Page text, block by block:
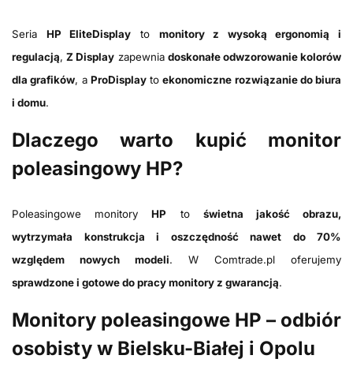
Seria HP EliteDisplay to monitory z wysoką ergonomią i
regulacją,Z Display zapewnia doskonałe odwzorowanie kolorów
dla grafików, a ProDisplaytoekonomiczne rozwiązanie do biura
i domu.
Dlaczego warto kupić monitor
poleasingowy HP?
Poleasingowe monitoryHP to świetna jakość obrazu,
wytrzymała konstrukcja i oszczędność nawet do 70%
względem nowych modeli. W Comtrade.pl oferujemy
sprawdzone i gotowe do pracy monitory z gwarancją.
Monitory poleasingowe HP – odbiór
osobisty w Bielsku-Białej i Opolu